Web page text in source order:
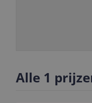
Alle 1